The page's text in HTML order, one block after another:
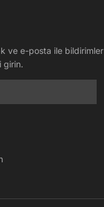
ve e-posta ile bildirimler
girin.